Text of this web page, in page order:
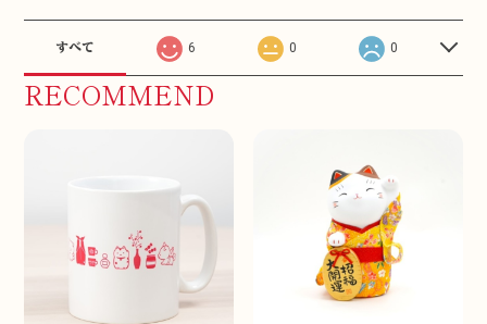
すべて 6 0 0
RECOMMEND